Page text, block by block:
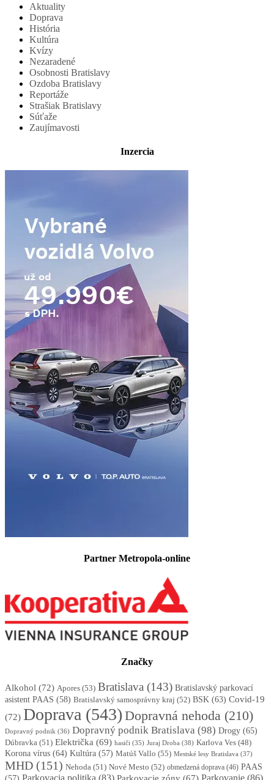
Aktuality
Doprava
História
Kultúra
Kvízy
Nezaradené
Osobnosti Bratislavy
Ozdoba Bratislavy
Reportáže
Strašiak Bratislavy
Súťaže
Zaujímavosti
Inzercia
Partner Metropola-online
Značky
Alkohol (72) Apores (53) Bratislava (143) Bratislavský parkovací
asistent PAAS (58) Bratislavský samosprávny kraj (52) BSK (63) Covid-19
(72) Doprava (543) Dopravná nehoda (210)
Dopravný podnik (36) Dopravný podnik Bratislava (98) Drogy (65)
Dúbravka (51) Električka (69) hasiči (35) Juraj Droba (38) Karlova Ves (48)
Korona vírus (64) Kultúra (57) Matúš Vallo (55) Mestské lesy Bratislava (37)
MHD (151) Nehoda (51) Nové Mesto (52) obmedzená doprava (46) PAAS
Parkovacia politika (83)